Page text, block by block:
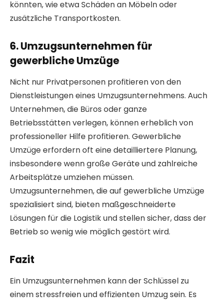
könnten, wie etwa Schäden an Möbeln oder
zusätzliche Transportkosten.
6. Umzugsunternehmen für
gewerbliche Umzüge
Nicht nur Privatpersonen profitieren von den
Dienstleistungen eines Umzugsunternehmens. Auch
Unternehmen, die Büros oder ganze
Betriebsstätten verlegen, können erheblich von
professioneller Hilfe profitieren. Gewerbliche
Umzüge erfordern oft eine detailliertere Planung,
insbesondere wenn große Geräte und zahlreiche
Arbeitsplätze umziehen müssen.
Umzugsunternehmen, die auf gewerbliche Umzüge
spezialisiert sind, bieten maßgeschneiderte
Lösungen für die Logistik und stellen sicher, dass der
Betrieb so wenig wie möglich gestört wird.
Fazit
Ein Umzugsunternehmen kann der Schlüssel zu
einem stressfreien und effizienten Umzug sein. Es